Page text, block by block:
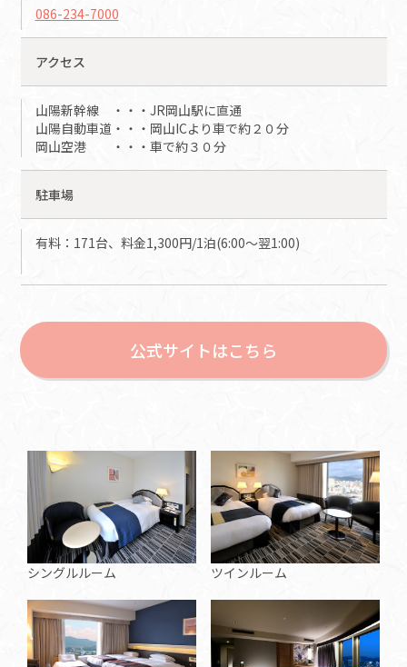
086-234-7000
アクセス
山陽新幹線 ・・・JR岡山駅に直通
山陽自動車道・・・岡山ICより車で約２０分
岡山空港 ・・・車で約３０分
駐車場
有料：171台、料金1,300円/1泊(6:00～翌1:00)
公式サイトはこちら
シングルルーム ツインルーム